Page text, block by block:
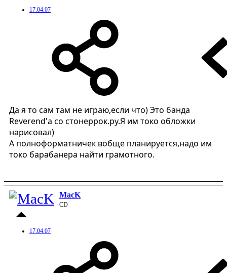
17.04.07
Да я то сам там не играю,если что) Это банда
Reverend'а со стонеррок.ру.Я им токо обложки
нарисовал)
А полноформатничек вобще планируется,надо им
токо барабанера найти грамотного.
MacK
CD
17.04.07